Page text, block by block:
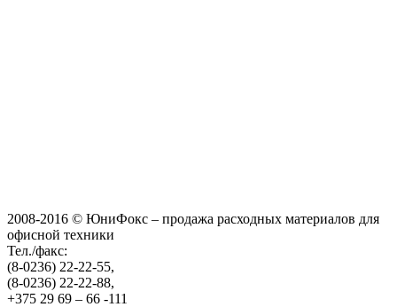
2008-2016 © ЮниФокс – продажа расходных материалов для
офисной техники
Тел./факс:
(8-0236) 22-22-55,
(8-0236) 22-22-88,
+375 29 69 – 66 -111